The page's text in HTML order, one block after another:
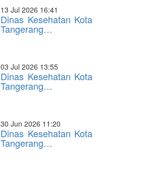
13 Jul 2026 16:41
Dinas Kesehatan Kota
Tangerang…
03 Jul 2026 13:55
Dinas Kesehatan Kota
Tangerang…
30 Jun 2026 11:20
Dinas Kesehatan Kota
Tangerang…